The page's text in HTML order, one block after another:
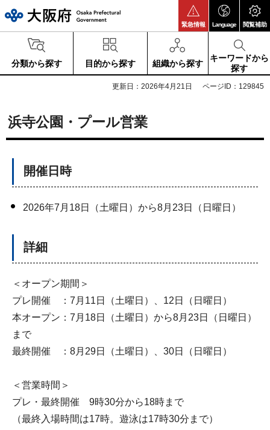
緊急情報 Language 閲覧補助
分類から探す 目的から探す 組織から探す
キーワードから
探す
更新日：2026年4月21日 ページID：129845
浜寺公園・プール営業
開催日時
2026年7月18日（土曜日）から8月23日（日曜日）
詳細
＜オープン期間＞
プレ開催 ：7月11日（土曜日）、12日（日曜日）
本オープン：7月18日（土曜日）から8月23日（日曜日）
まで
最終開催 ：8月29日（土曜日）、30日（日曜日）
＜営業時間＞
プレ・最終開催 9時30分から18時まで
（最終入場時間は17時。遊泳は17時30分まで）